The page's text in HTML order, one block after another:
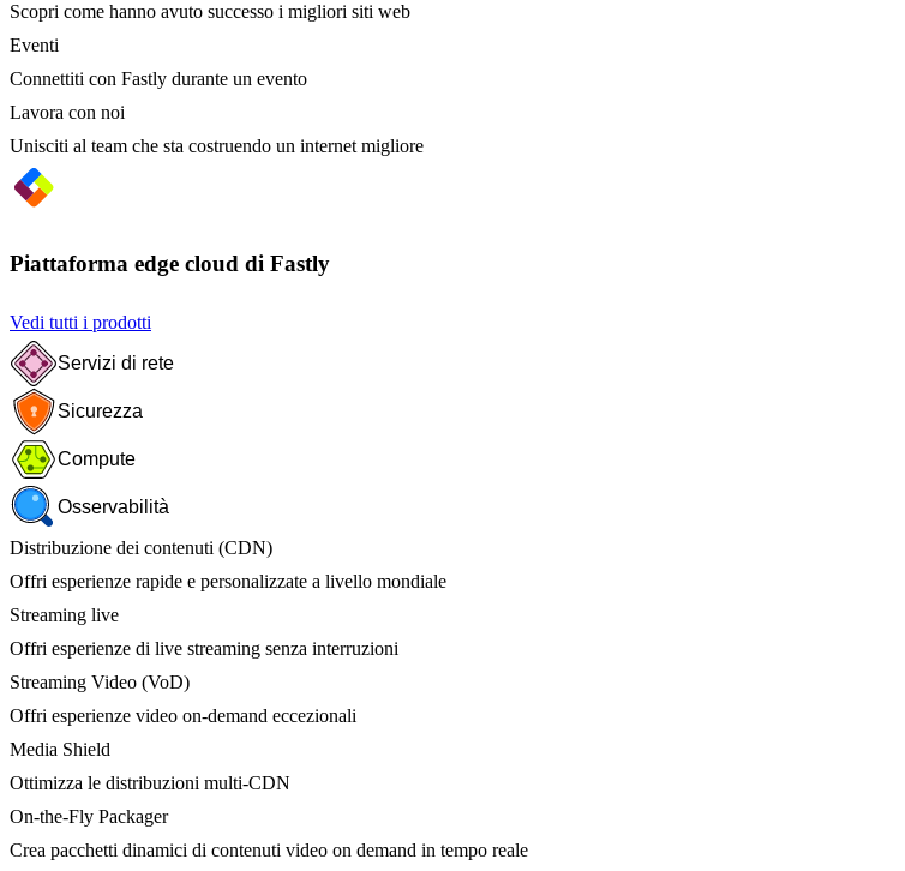
Scopri come hanno avuto successo i migliori siti web
Eventi
Connettiti con Fastly durante un evento
Lavora con noi
Unisciti al team che sta costruendo un internet migliore
Piattaforma edge cloud di Fastly
Vedi tutti i prodotti
Servizi di rete
Sicurezza
Compute
Osservabilità
Distribuzione dei contenuti (CDN)
Offri esperienze rapide e personalizzate a livello mondiale
Streaming live
Offri esperienze di live streaming senza interruzioni
Streaming Video (VoD)
Offri esperienze video on-demand eccezionali
Media Shield
Ottimizza le distribuzioni multi-CDN
On-the-Fly Packager
Crea pacchetti dinamici di contenuti video on demand in tempo reale